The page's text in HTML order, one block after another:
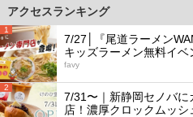
アクセスランキング
1
7/27│『尾道ラーメン
キッズラーメン無料イベ
favy
2
7/31〜｜新静岡セノバに
店！濃厚クロックムッシ